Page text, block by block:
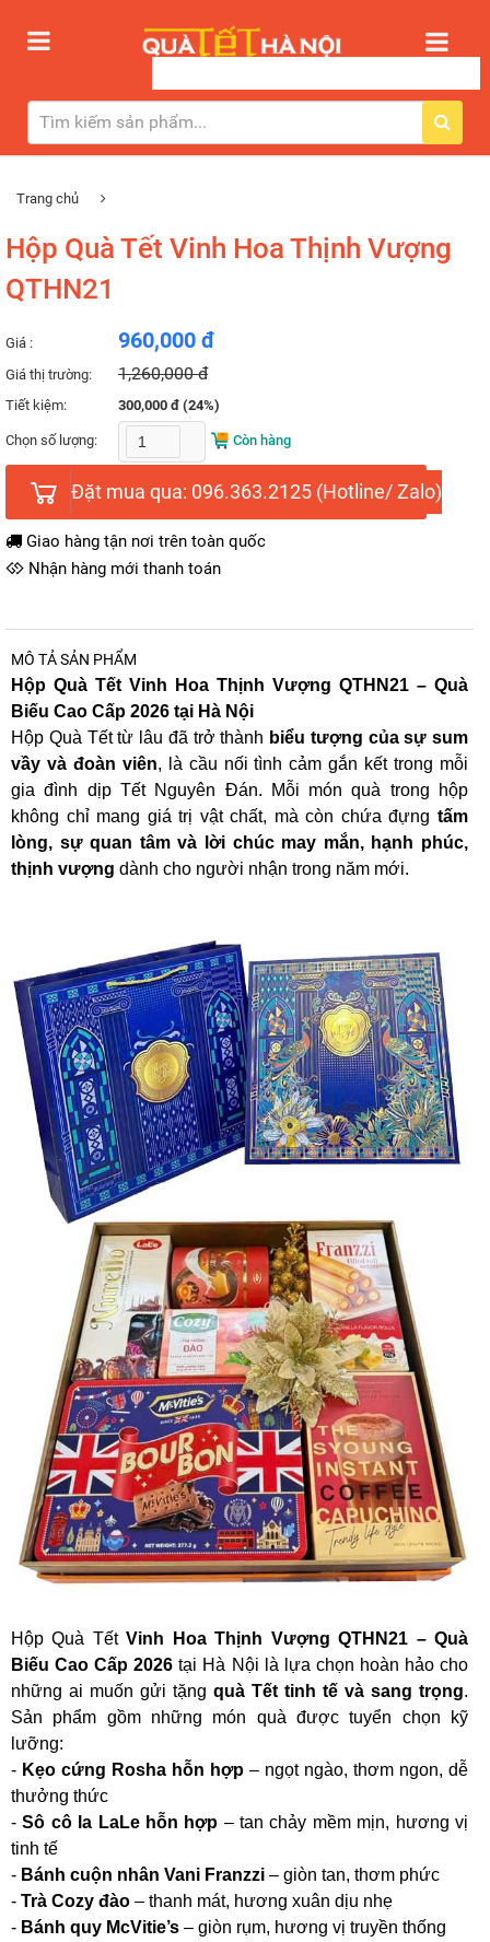
Trang chủ
Hộp Quà Tết Vinh Hoa Thịnh Vượng
QTHN21
Giá : 960,000 đ
Giá thị trường: 1,260,000 đ
Tiết kiệm: 300,000 đ (24%)
Chọn số lượng: Còn hàng
Đặt mua qua: 096.363.2125 (Hotline/ Zalo)
Giao hàng tận nơi trên toàn quốc
Nhận hàng mới thanh toán
MÔ TẢ SẢN PHẨM
Hộp Quà Tết Vinh Hoa Thịnh Vượng QTHN21 – Quà
Biếu Cao Cấp 2026 tại Hà Nội
Hộp Quà Tết từ lâu đã trở thành biểu tượng của sự sum
vầy và đoàn viên, là cầu nối tình cảm gắn kết trong mỗi
gia đình dịp Tết Nguyên Đán. Mỗi món quà trong hộp
không chỉ mang giá trị vật chất, mà còn chứa đựng tấm
lòng, sự quan tâm và lời chúc may mắn, hạnh phúc,
thịnh vượng dành cho người nhận trong năm mới.
Hộp Quà TếtVinh Hoa Thịnh Vượng QTHN21 – Quà
Biếu Cao Cấp 2026 tại Hà Nội là lựa chọn hoàn hảo cho
những ai muốn gửi tặng quà Tết tinh tế và sang trọng.
Sản phẩm gồm những món quà được tuyển chọn kỹ
lưỡng:
- Kẹo cứng Rosha hỗn hợp – ngọt ngào, thơm ngon, dễ
thưởng thức
-Sô cô la LaLe hỗn hợp – tan chảy mềm mịn, hương vị
tinh tế
- Bánh cuộn nhân Vani Franzzi – giòn tan, thơm phức
- Trà Cozy đào – thanh mát, hương xuân dịu nhẹ
- Bánh quy McVitie’s – giòn rụm, hương vị truyền thống